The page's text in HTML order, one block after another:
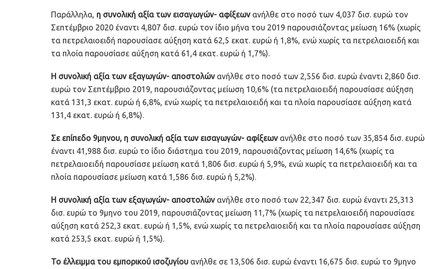
Παράλληλα, η συνολική αξία των εισαγωγών- αφίξεωνανήλθε στο ποσό των 4,037 δισ. ευρώ τον
Σεπτέμβριο 2020 έναντι 4,807 δισ. ευρώ τον ίδιο μήνα του 2019 παρουσιάζοντας μείωση 16% (χωρίς
τα πετρελαιοειδή παρουσίασε αύξηση κατά 62,5 εκατ. ευρώ ή 1,8%, ενώ χωρίς τα πετρελαιοειδή και
τα πλοία παρουσίασε αύξηση κατά 61,4 εκατ. ευρώ ή 1,7%).
Η συνολική αξία των εξαγωγών- αποστολώνανήλθε στο ποσό των 2,556 δισ. ευρώ έναντι 2,860 δισ.
ευρώ τον Σεπτέμβριο 2019, παρουσιάζοντας μείωση 10,6% (τα πετρελαιοειδή παρουσίασε αύξηση
κατά 131,3 εκατ. ευρώ ή 6,8%, ενώ χωρίς τα πετρελαιοειδή και τα πλοία παρουσίασε αύξηση κατά
131,4 εκατ. ευρώ ή 6,8%).
Σε επίπεδο 9μηνου, η συνολική αξία των εισαγωγών- αφίξεωνανήλθε στο ποσό των 35,854 δισ. ευρώ
έναντι 41,988 δισ. ευρώ το ίδιο διάστημα του 2019, παρουσιάζοντας μείωση 14,6% (χωρίς τα
πετρελαιοειδή παρουσίασε μείωση κατά 1,806 δισ. ευρώ ή 5,9%, ενώ χωρίς τα πετρελαιοειδή και τα
πλοία παρουσίασε μείωση κατά 1,586 δισ. ευρώ ή 5,2%).
Η συνολική αξία των εξαγωγών- αποστολώνανήλθε στο ποσό των 22,347 δισ. ευρώ έναντι 25,313
δισ. ευρώ το 9μηνο του 2019, παρουσιάζοντας μείωση 11,7% (χωρίς τα πετρελαιοειδή παρουσίασε
αύξηση κατά 252,3 εκατ. ευρώ ή 1,5%, ενώ χωρίς τα πετρελαιοειδή και τα πλοία παρουσίασε αύξηση
κατά 253,5 εκατ. ευρώ ή 1,5%).
Το έλλειμμα του εμπορικού ισοζυγίου ανήλθε σε 13,506 δισ. ευρώ έναντι 16,675 δισ. ευρώ το 9μηνο